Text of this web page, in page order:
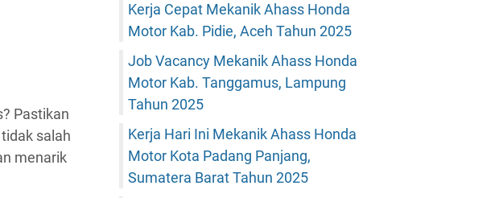
Pastikan
salah
menarik
Kerja Cepat Mekanik Ahass Honda
Motor Kab. Pidie, Aceh Tahun 2025
Job Vacancy Mekanik Ahass Honda
Motor Kab. Tanggamus, Lampung
Tahun 2025
Kerja Hari Ini Mekanik Ahass Honda
Motor Kota Padang Panjang,
Sumatera Barat Tahun 2025